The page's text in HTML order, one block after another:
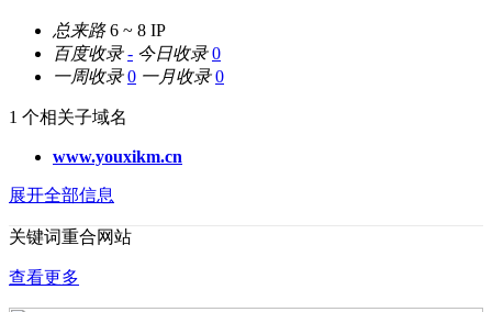
总来路 6 ~ 8 IP
百度收录 - 今日收录 0
一周收录 0 一月收录 0
1 个相关子域名
www.youxikm.cn
展开全部信息
关键词重合网站
查看更多